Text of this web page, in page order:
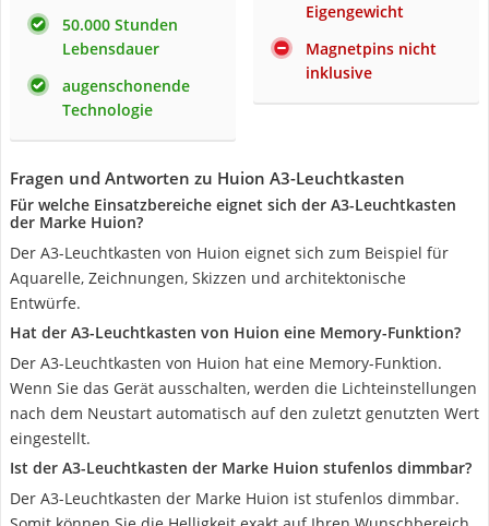
50.000 Stunden
Lebensdauer
augenschonende
Technologie
Eigengewicht
Magnetpins nicht
inklusive
Fragen und Antworten zu Huion A3-Leuchtkasten
Für welche Einsatzbereiche eignet sich der A3-Leuchtkasten
der Marke Huion?
Der A3-Leuchtkasten von Huion eignet sich zum Beispiel für
Aquarelle, Zeichnungen, Skizzen und architektonische
Entwürfe.
Hat der A3-Leuchtkasten von Huion eine Memory-Funktion?
Der A3-Leuchtkasten von Huion hat eine Memory-Funktion.
Wenn Sie das Gerät ausschalten, werden die Lichteinstellungen
nach dem Neustart automatisch auf den zuletzt genutzten Wert
eingestellt.
Ist der A3-Leuchtkasten der Marke Huion stufenlos dimmbar?
Der A3-Leuchtkasten der Marke Huion ist stufenlos dimmbar.